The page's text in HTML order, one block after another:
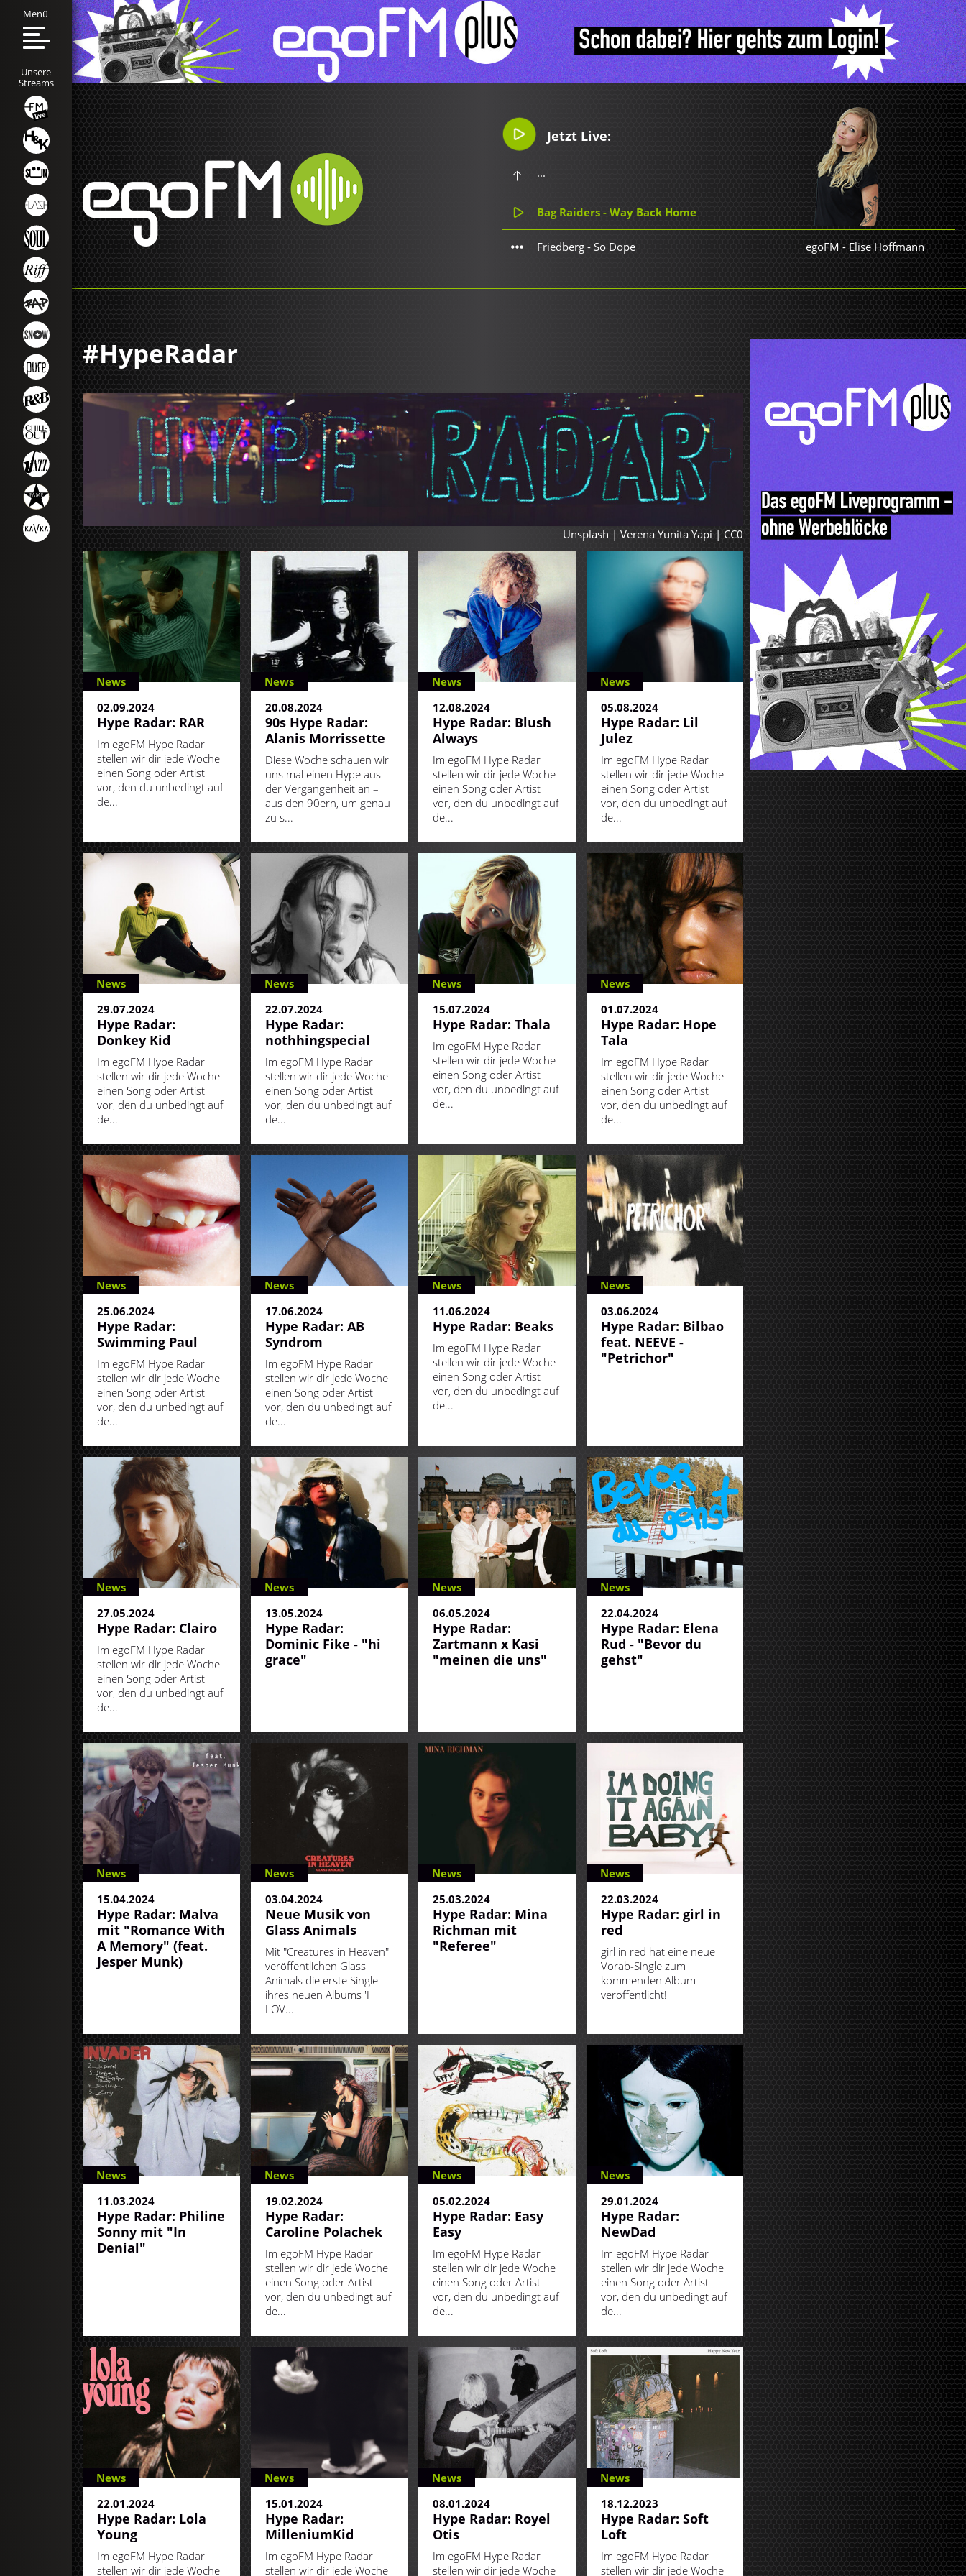
Jetzt Live:
...
Bag Raiders - Way Back Home
Friedberg - So Dope egoFM- Elise Hoffmann
Menü
Unsere
Streams
#HypeRadar
Unsplash | Verena Yunita Yapi | CC0
News
02.09.2024
Hype Radar: RAR
Im egoFM Hype Radar
stellen wir dir jede Woche
einen Song oder Artist
vor, den du unbedingt auf
de...
News
20.08.2024
90s Hype Radar:
Alanis Morrissette
Diese Woche schauen wir
uns mal einen Hype aus
der Vergangenheit an –
aus den 90ern, um genau
zu s...
News
12.08.2024
Hype Radar: Blush
Always
Im egoFM Hype Radar
stellen wir dir jede Woche
einen Song oder Artist
vor, den du unbedingt auf
de...
News
05.08.2024
Hype Radar: Lil
Julez
Im egoFM Hype Radar
stellen wir dir jede Woche
einen Song oder Artist
vor, den du unbedingt auf
de...
News
29.07.2024
Hype Radar:
Donkey Kid
Im egoFM Hype Radar
stellen wir dir jede Woche
einen Song oder Artist
vor, den du unbedingt auf
de...
News
22.07.2024
Hype Radar:
nothhingspecial
Im egoFM Hype Radar
stellen wir dir jede Woche
einen Song oder Artist
vor, den du unbedingt auf
de...
News
15.07.2024
Hype Radar: Thala
Im egoFM Hype Radar
stellen wir dir jede Woche
einen Song oder Artist
vor, den du unbedingt auf
de...
News
01.07.2024
Hype Radar: Hope
Tala
Im egoFM Hype Radar
stellen wir dir jede Woche
einen Song oder Artist
vor, den du unbedingt auf
de...
News
25.06.2024
Hype Radar:
Swimming Paul
Im egoFM Hype Radar
stellen wir dir jede Woche
einen Song oder Artist
vor, den du unbedingt auf
de...
News
17.06.2024
Hype Radar: AB
Syndrom
Im egoFM Hype Radar
stellen wir dir jede Woche
einen Song oder Artist
vor, den du unbedingt auf
de...
News
11.06.2024
Hype Radar: Beaks
Im egoFM Hype Radar
stellen wir dir jede Woche
einen Song oder Artist
vor, den du unbedingt auf
de...
News
03.06.2024
Hype Radar: Bilbao
feat. NEEVE -
"Petrichor"
News
27.05.2024
Hype Radar: Clairo
Im egoFM Hype Radar
stellen wir dir jede Woche
einen Song oder Artist
vor, den du unbedingt auf
de...
News
13.05.2024
Hype Radar:
Dominic Fike - "hi
grace"
News
06.05.2024
Hype Radar:
Zartmann x Kasi
"meinen die uns"
News
22.04.2024
Hype Radar: Elena
Rud - "Bevor du
gehst"
News
15.04.2024
Hype Radar: Malva
mit "Romance With
A Memory" (feat.
Jesper Munk)
News
03.04.2024
Neue Musik von
Glass Animals
Mit "Creatures in Heaven"
veröffentlichen Glass
Animals die erste Single
ihres neuen Albums 'I
LOV...
News
25.03.2024
Hype Radar: Mina
Richman mit
"Referee"
News
22.03.2024
Hype Radar: girl in
red
girl in red hat eine neue
Vorab-Single zum
kommenden Album
veröffentlicht!
News
11.03.2024
Hype Radar: Philine
Sonny mit "In
Denial"
News
19.02.2024
Hype Radar:
Caroline Polachek
Im egoFM Hype Radar
stellen wir dir jede Woche
einen Song oder Artist
vor, den du unbedingt auf
de...
News
05.02.2024
Hype Radar: Easy
Easy
Im egoFM Hype Radar
stellen wir dir jede Woche
einen Song oder Artist
vor, den du unbedingt auf
de...
News
29.01.2024
Hype Radar:
NewDad
Im egoFM Hype Radar
stellen wir dir jede Woche
einen Song oder Artist
vor, den du unbedingt auf
de...
News
22.01.2024
Hype Radar: Lola
Young
Im egoFM Hype Radar
stellen wir dir jede Woche
News
15.01.2024
Hype Radar:
MilleniumKid
Im egoFM Hype Radar
stellen wir dir jede Woche
News
08.01.2024
Hype Radar: Royel
Otis
Im egoFM Hype Radar
stellen wir dir jede Woche
News
18.12.2023
Hype Radar: Soft
Loft
Im egoFM Hype Radar
stellen wir dir jede Woche